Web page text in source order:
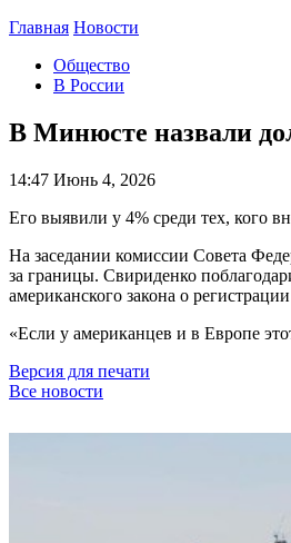
Главная Новости
Общество
В России
В Минюсте назвали
14:47 Июнь 4, 2026
Его выявили у 4% среди тех, кого
На заседании комиссии Совета
за границы. Свириденко
американского закона о
«Если у американцев и в Европе
Версия для печати
Все новости